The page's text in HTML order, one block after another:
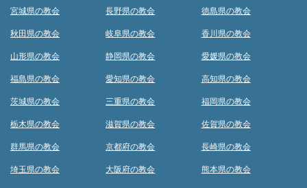
宮城県の教会
秋田県の教会
山形県の教会
福島県の教会
茨城県の教会
栃木県の教会
群馬県の教会
埼玉県の教会
長野県の教会
岐阜県の教会
静岡県の教会
愛知県の教会
三重県の教会
滋賀県の教会
京都府の教会
大阪府の教会
徳島県の教会
香川県の教会
愛媛県の教会
高知県の教会
福岡県の教会
佐賀県の教会
長崎県の教会
熊本県の教会